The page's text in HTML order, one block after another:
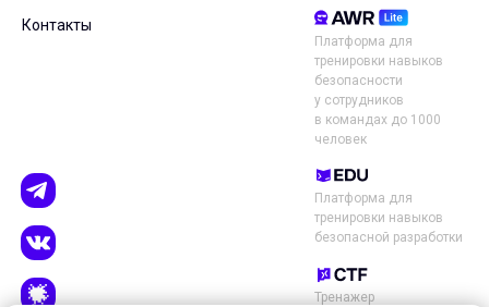
Контакты
Тренажер
Платформа для
тренировки навыков
безопасной разработки
Платформа для
тренировки навыков
безопасности
у сотрудников
в командах до 1000
человек